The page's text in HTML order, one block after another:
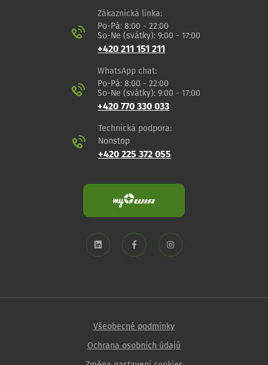
Zákaznická linka:
Po-Pá: 8:00 - 22:00
So-Ne (svátky): 9:00 - 17:00
+420 211 151 211
WhatsApp chat:
Po-Pá: 8:00 - 22:00
So-Ne (svátky): 9:00 - 17:00
+420 770 330 033
Technická podpora:
Nonstop
+420 225 372 055
Všeobecné podmínky
Ochrana osobních údajů